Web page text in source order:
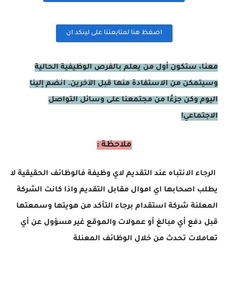
اضغظ هنا لمتابعتنا على لينكد ان
معنا، ستكون أول من يعلم بالفرص الوظيفية الحالية
وسيتمكن من الاستفادة منها قبل الآخرين. انضم إلينا
اليوم وكن جزءًا من مجتمعنا على وسائل التواصل
الاجتماعي!
ملاحظة :
الرجاء الانتباه عند التقديم لاي وظيفة فالوظائف الحقيقية لا
يطلب اصحابها اي اموال مقابل التقديم واذا كانت الشركة
المعلنة شركة استقدام برجاء التأكد من هويتها وسمعتها
قبل دفع أي مبالغ أو عمولات والموقع غير مسؤول عن أي
تعاملات تحدث من خلال الوظائف المعنلة